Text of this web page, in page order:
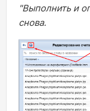
"Выполнить и
снова.